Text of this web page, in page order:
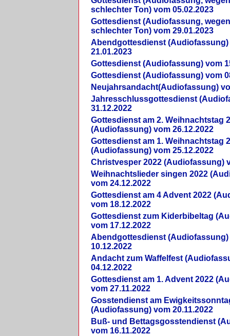
schlechter Ton) vom 05.02.2023
Gottesdienst (Audiofassung,
schlechter Ton) vom 29.01.2023
Abendgottesdienst (Audiofassung)
21.01.2023
Gottesdienst (Audiofassung) vom
Gottesdienst (Audiofassung) vom
Neujahrsandacht(Audiofassung)
Jahresschlussgottesdienst
31.12.2022
Gottesdienst am 2. Weihnachtstag
(Audiofassung) vom 26.12.2022
Gottesdienst am 1. Weihnachtstag
(Audiofassung) vom 25.12.2022
Christvesper 2022 (Audiofassung)
Weihnachtslieder singen 2022
vom 24.12.2022
Gottesdienst am 4 Advent 2022
vom 18.12.2022
Gottesdienst zum Kiderbibeltag
vom 17.12.2022
Abendgottesdienst (Audiofassung)
10.12.2022
Andacht zum Waffelfest
04.12.2022
Gottesdienst am 1. Advent 2022
vom 27.11.2022
Gosstendienst am
(Audiofassung) vom 20.11.2022
Buß- und Bettagsgosstendienst
vom 16.11.2022